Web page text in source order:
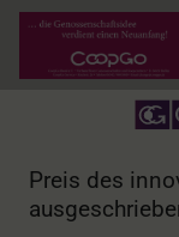
Preis des